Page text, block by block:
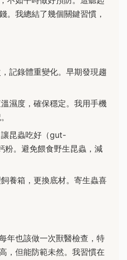
。我總結了幾個關鍵習慣，
記錄體重變化。早期發現趨
濕度，確保穩定。我用手機
昆蟲吃好（gut-
粉。避免餵食野生昆蟲，減
養箱，更換底材。寄生蟲喜
年也該做一次獸醫檢查，特
，但能防範未然。我習慣在